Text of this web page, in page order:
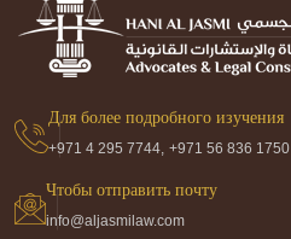
Для более подробного изучения
+971 4 295 7744, +971 56 836 1750
Чтобы отправить почту
info@aljasmilaw.com